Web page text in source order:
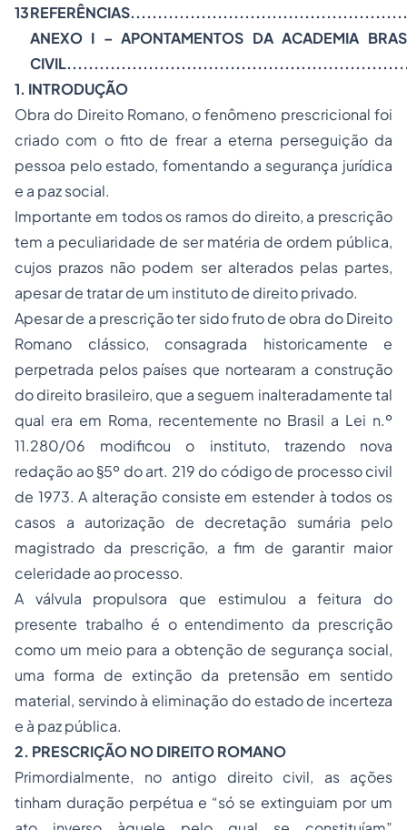
13
ANEXO I – APONTAMENTOS DA ACADEMIA
1. INTRODUÇÃO
Obra do Direito Romano, o fenômeno prescricional foi
criado com o fito de frear a eterna perseguição da
pessoa pelo estado, fomentando a segurança jurídica
e a paz social.
Importante em todos os ramos do direito, a prescrição
tem a peculiaridade de ser matéria de ordem pública,
cujos prazos não podem ser alterados pelas partes,
apesar de tratar de um instituto de direito privado.
Apesar de a prescrição ter sido fruto de obra do Direito
Romano clássico, consagrada historicamente e
perpetrada pelos países que nortearam a construção
do direito brasileiro, que a seguem inalteradamente tal
qual era em Roma, recentemente no Brasil a Lei n.º
11.280/06 modificou o instituto, trazendo nova
redação ao §5º do art. 219 do código de processo civil
de 1973. A alteração consiste em estender à todos os
casos a autorização de decretação sumária pelo
magistrado da prescrição, a fim de garantir maior
celeridade ao processo.
A válvula propulsora que estimulou a feitura do
presente trabalho é o entendimento da prescrição
como um meio para a obtenção de segurança social,
uma forma de extinção da pretensão em sentido
material, servindo à eliminação do estado de incerteza
e à paz pública.
2. PRESCRIÇÃO NO DIREITO ROMANO
Primordialmente, no antigo direito civil, as ações
tinham duração perpétua e “só se extinguiam por um